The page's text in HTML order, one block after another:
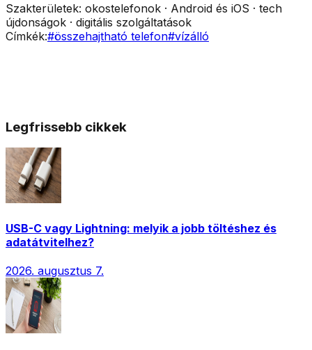
Szakterületek: okostelefonok · Android és iOS · tech
újdonságok · digitális szolgáltatások
Címkék:#összehajtható telefon#vízálló
Legfrissebb cikkek
USB-C vagy Lightning: melyik a jobb töltéshez és
adatátvitelhez?
2026. augusztus 7.